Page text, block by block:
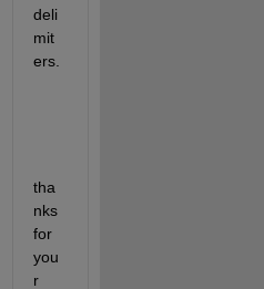
deli
mit
ers.
tha
nks
for
you
r